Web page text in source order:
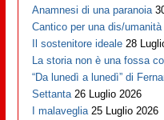
Anamnesi di una paranoia
Cantico per una dis/umanità
Il sostenitore ideale 28
La storia non è una fossa
“Da lunedì a lunedì” di
Settanta 26 Luglio 2026
I malaveglia 25 Luglio 2026